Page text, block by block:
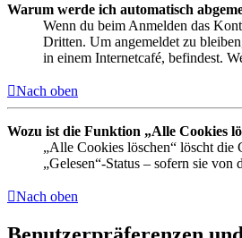
Warum werde ich automatisch
Wenn du beim Anmelden das
Dritten. Um angemeldet zu
in einem Internetcafé, befindest.
Nach oben
Wozu ist die Funktion „Alle Cookies
„Alle Cookies löschen“ löscht die
„Gelesen“-Status – sofern sie
Nach oben